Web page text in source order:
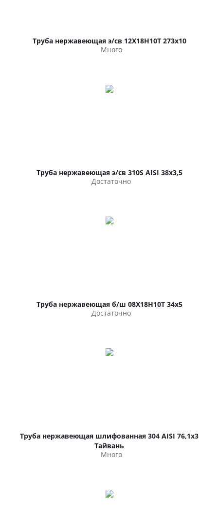
Труба нержавеющая э/св 12Х18Н10Т 273х10
Много
Труба нержавеющая э/св 310S AISI 38х3,5
Достаточно
Труба нержавеющая б/ш 08Х18Н10Т 34х5
Достаточно
Труба нержавеющая шлифованная 304 AISI 76,1х3
Тайвань
Много